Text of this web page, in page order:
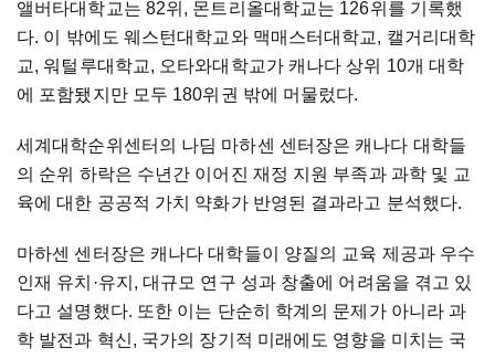
앨버타대학교는 82위, 몬트리올대학교는 126위를 기록했
다. 이 밖에도 웨스턴대학교와 맥매스터대학교, 캘거리대학
교, 워털루대학교, 오타와대학교가 캐나다 상위 10개 대학
에 포함됐지만 모두 180위권 밖에 머물렀다.
세계대학순위센터의 나딤 마하센 센터장은 캐나다 대학들
의 순위 하락은 수년간 이어진 재정 지원 부족과 과학 및 교
육에 대한 공공적 가치 약화가 반영된 결과라고 분석했다.
마하센 센터장은 캐나다 대학들이 양질의 교육 제공과 우수
인재 유치·유지, 대규모 연구 성과 창출에 어려움을 겪고 있
다고 설명했다. 또한 이는 단순히 학계의 문제가 아니라 과
학 발전과 혁신, 국가의 장기적 미래에도 영향을 미치는 국